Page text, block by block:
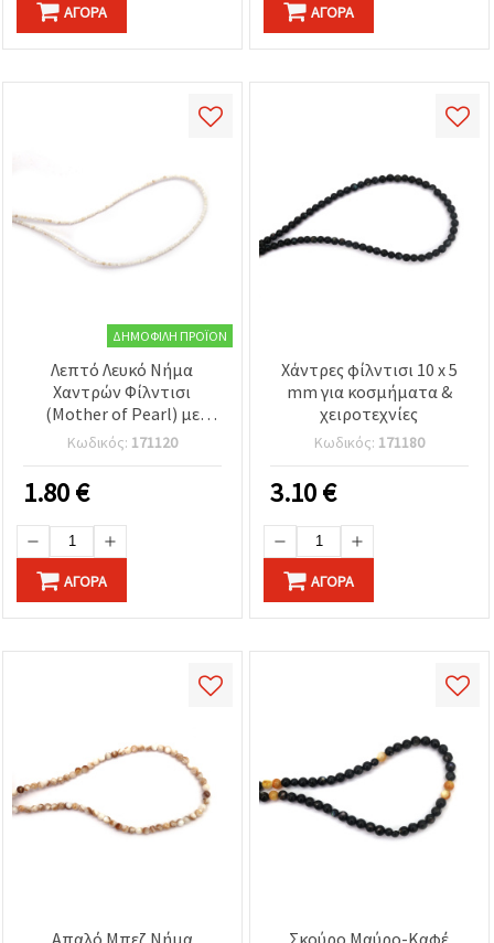
ΑΓΟΡΆ ΑΓΟΡΆ
ΔΗΜΟΦΙΛΉ ΠΡΟΪΌΝ
Λεπτό Λευκό Νήμα
Χαντρών Φίλντισι
(Mother of Pearl) με
Φυσική Λάμψη,
Στρογγυλές 2 mm, Τρύπα
0.5 mm, ±190 Τεμάχια για
Κοσμήματα &
Χειροτεχνίες
Κωδικός: 171120
1.80€
ΑΓΟΡΆ
Χάντρες φίλντισι 10 x 5
mm για κοσμήματα &
χειροτεχνίες
Κωδικός: 171180
3.10€
ΑΓΟΡΆ
Απαλό Μπεζ Νήμα
Σκούρο Μαύρο-Καφέ